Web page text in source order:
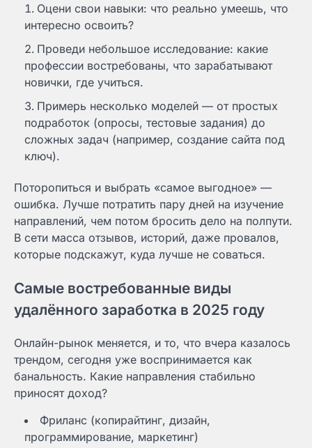
Оцени свои навыки: что реально умеешь, что
интересно освоить?
Проведи небольшое исследование: какие
профессии востребованы, что зарабатывают
новички, где учиться.
Примерь несколько моделей — от простых
подработок (опросы, тестовые задания) до
сложных задач (например, создание сайта под
ключ).
Поторопиться и выбрать «самое выгодное» —
ошибка. Лучше потратить пару дней на изучение
направлений, чем потом бросить дело на полпути.
В сети масса отзывов, историй, даже провалов,
которые подскажут, куда лучше не соваться.
Самые востребованные виды
удалённого заработка в 2025 году
Онлайн-рынок меняется, и то, что вчера казалось
трендом, сегодня уже воспринимается как
банальность. Какие направления стабильно
приносят доход?
Фриланс (копирайтинг, дизайн,
программирование, маркетинг)